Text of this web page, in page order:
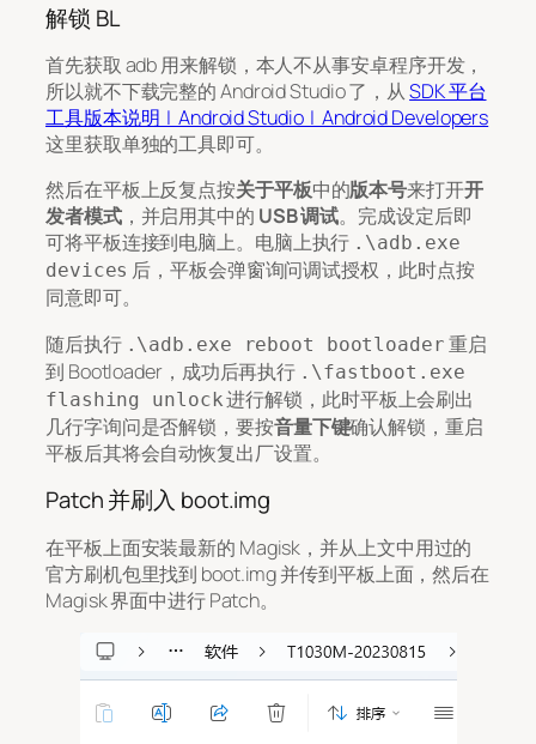
解锁 BL
首先获取 adb 用来解锁，本人不从事安卓程序开发，
所以就不下载完整的 Android Studio 了，从SDK 平台
工具版本说明 | Android Studio | Android Developers
这里获取单独的工具即可。
然后在平板上反复点按关于平板中的版本号来打开开
发者模式，并启用其中的 USB 调试。完成设定后即
可将平板连接到电脑上。电脑上执行 .\adb.exe
devices 后，平板会弹窗询问调试授权，此时点按
同意即可。
随后执行 .\adb.exe reboot bootloader 重启
到 Bootloader，成功后再执行 .\fastboot.exe
flashing unlock进行解锁，此时平板上会刷出
几行字询问是否解锁，要按音量下键确认解锁，重启
平板后其将会自动恢复出厂设置。
Patch 并刷入 boot.img
在平板上面安装最新的 Magisk，并从上文中用过的
官方刷机包里找到 boot.img 并传到平板上面，然后在
Magisk 界面中进行 Patch。